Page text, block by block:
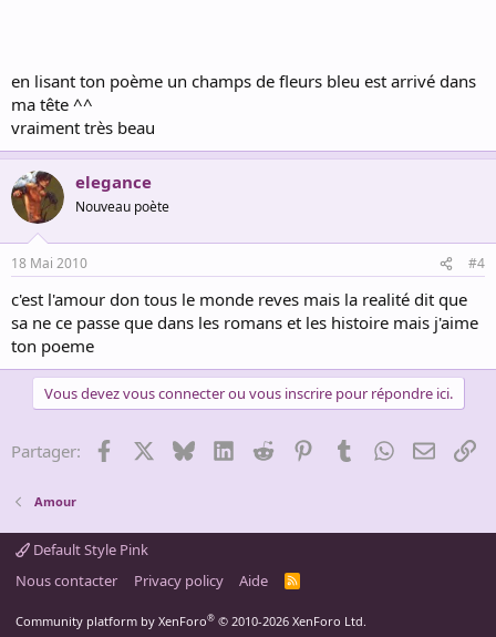
en lisant ton poème un champs de fleurs bleu est arrivé dans
ma tête ^^
vraiment très beau
elegance
Nouveau poète
18 Mai 2010 #4
c'est l'amour don tous le monde reves mais la realité dit que
sa ne ce passe que dans les romans et les histoire mais j'aime
ton poeme
Vous devez vous connecter ou vous inscrire pour répondre ici.
Partager: Facebook BlueskyLinkedInReddit PinterestTumblrWhatsApp
Email
Amour
Default Style Pink
Nous contacter
Privacy policy Aide
R
Community platform by XenForo® © 2010-2026 XenForo Ltd.